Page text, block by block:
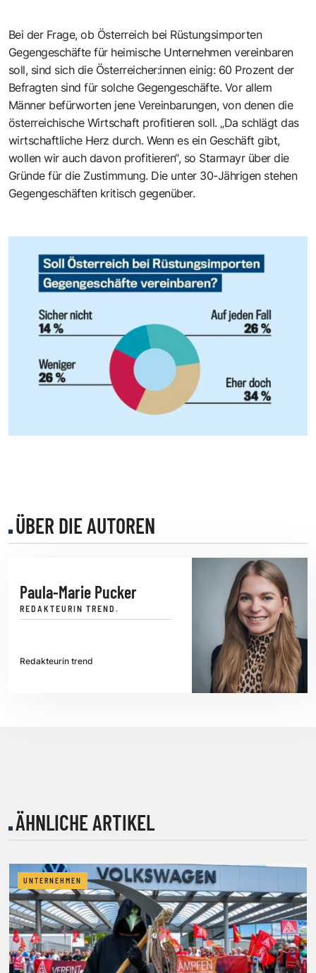
Bei der Frage, ob Österreich bei Rüstungsimporten
Gegengeschäfte für heimische Unternehmen vereinbaren
soll, sind sich die Österreicher:innen einig: 60 Prozent der
Befragten sind für solche Gegengeschäfte. Vor allem
Männer befürworten jene Vereinbarungen, von denen die
österreichische Wirtschaft profitieren soll. „Da schlägt das
wirtschaftliche Herz durch. Wenn es ein Geschäft gibt,
wollen wir auch davon profitieren“, so Starmayr über die
Gründe für die Zustimmung. Die unter 30-Jährigen stehen
Gegengeschäften kritisch gegenüber.
ÜBER DIE AUTOREN
Paula-Marie Pucker
REDAKTEURIN TREND.
Redakteurin trend
ÄHNLICHE ARTIKEL
UNTERNEHMEN